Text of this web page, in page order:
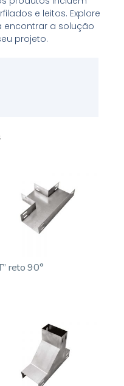
e leitos. Explore
encontrar a solução
projeto.
reto 90°